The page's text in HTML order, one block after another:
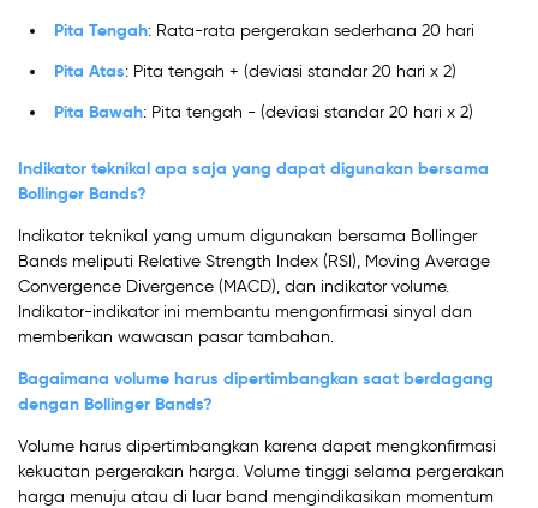
Pita Tengah: Rata-rata pergerakan sederhana 20 hari
Pita Atas: Pita tengah + (deviasi standar 20 hari x 2)
Pita Bawah: Pita tengah - (deviasi standar 20 hari x 2)
Indikator teknikal apa saja yang dapat digunakan bersama
Bollinger Bands?
Indikator teknikal yang umum digunakan bersama Bollinger
Bands meliputi Relative Strength Index (RSI), Moving Average
Convergence Divergence (MACD), dan indikator volume.
Indikator-indikator ini membantu mengonfirmasi sinyal dan
memberikan wawasan pasar tambahan.
Bagaimana volume harus dipertimbangkan saat berdagang
dengan Bollinger Bands?
Volume harus dipertimbangkan karena dapat mengkonfirmasi
kekuatan pergerakan harga. Volume tinggi selama pergerakan
harga menuju atau di luar band mengindikasikan momentum